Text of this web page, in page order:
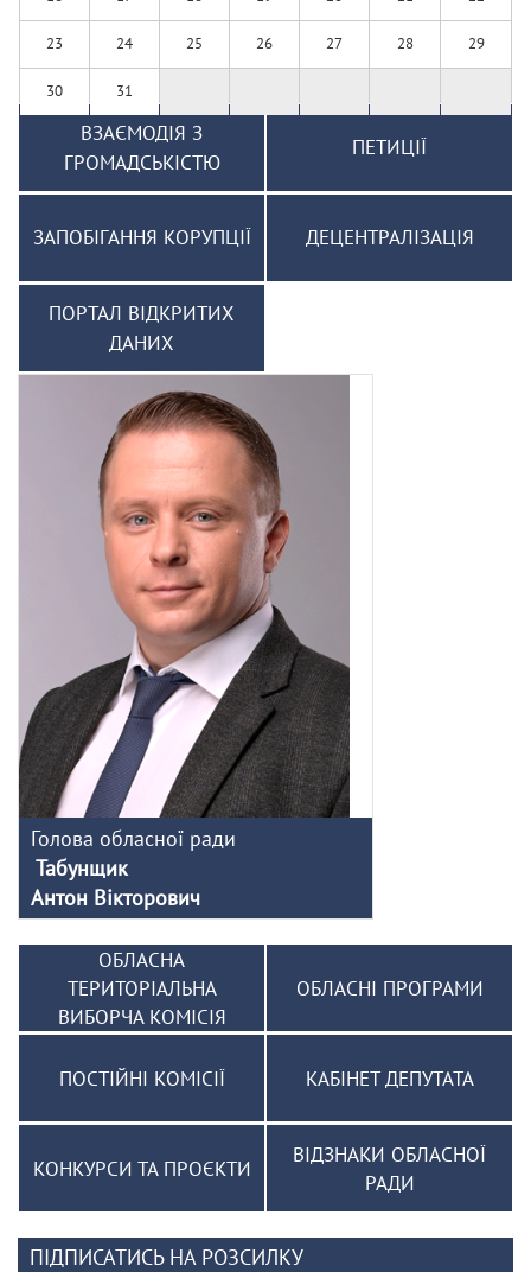
23 24 25 26 27 28 29
30 31
ВЗАЄМОДІЯ З
ГРОМАДСЬКІСТЮ
ПЕТИЦІЇ
ЗАПОБІГАННЯ КОРУПЦІЇ ДЕЦЕНТРАЛІЗАЦІЯ
ПОРТАЛ ВІДКРИТИХ
ДАНИХ
Голова обласної ради
Табунщик
Антон Вікторович
ОБЛАСНА
ТЕРИТОРІАЛЬНА
ВИБОРЧА КОМІСІЯ
ОБЛАСНІ ПРОГРАМИ
ПОСТІЙНІ КОМІСІЇ КАБІНЕТ ДЕПУТАТА
КОНКУРСИ ТА ПРОЄКТИ
ВІДЗНАКИ ОБЛАСНОЇ
РАДИ
ПІДПИСАТИСЬ НА РОЗСИЛКУ